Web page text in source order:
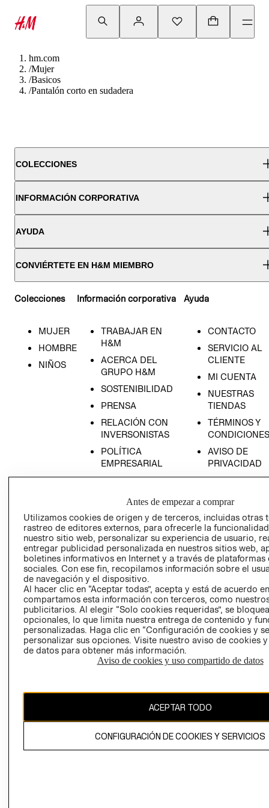
hm.com
/Mujer
/Basicos
/Pantalón corto en sudadera
COLECCIONES
INFORMACIÓN CORPORATIVA
AYUDA
CONVIÉRTETE EN H&M MIEMBRO
Colecciones
MUJER
HOMBRE
NIÑOS
Información corporativa
TRABAJAR EN
H&M
ACERCA DEL
GRUPO H&M
SOSTENIBILIDAD
PRENSA
RELACIÓN CON
INVERSONISTAS
POLÍTICA
EMPRESARIAL
Ayuda
CONTACTO
SERVICIO AL
CLIENTE
MI CUENTA
NUESTRAS
TIENDAS
TÉRMINOS Y
CONDICIONES
AVISO DE
PRIVACIDAD
GIFT CARD
COOKIES
LIBRO DE
Ecuador ($)
CAMBIAR REGIÓN
El contenido de esta página web está protegido por copyright y es
propiedad de H&M Hennes & Mauritz AB.
Antes de empezar a comprar
Utilizamos cookies de origen y de terceros, incluidas otras
rastreo de editores externos, para ofrecerle la
nuestro sitio web, personalizar su experiencia de usuario,
entregar publicidad personalizada en nuestros sitios web,
boletines informativos en Internet y a través de plataformas
sociales. Con ese fin, recopilamos información sobre el
de navegación y el dispositivo.
Al hacer clic en “Aceptar todas”, acepta y está de acuerdo
compartamos esta información con terceros, como
publicitarios. Al elegir “Solo cookies requeridas”, se
opcionales, lo que limita nuestra entrega de contenido y
personalizadas. Haga clic en “Configuración de cookies y
personalizar sus opciones. Visite nuestro aviso de cookies
de datos para obtener más información.
Aviso de cookies y uso compartido de datos
ACEPTAR TODO
CONFIGURACIÓN DE COOKIES Y SERVICIOS